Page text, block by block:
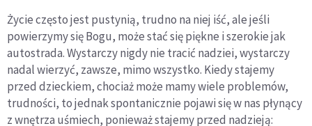
Życie często jest pustynią, trudno na niej iść, ale jeśli
powierzymy się Bogu, może stać się piękne i szerokie jak
autostrada. Wystarczy nigdy nie tracić nadziei, wystarczy
nadal wierzyć, zawsze, mimo wszystko. Kiedy stajemy
przed dzieckiem, chociaż może mamy wiele problemów,
trudności, to jednak spontanicznie pojawi się w nas płynący
z wnętrza uśmiech, ponieważ stajemy przed nadzieją: